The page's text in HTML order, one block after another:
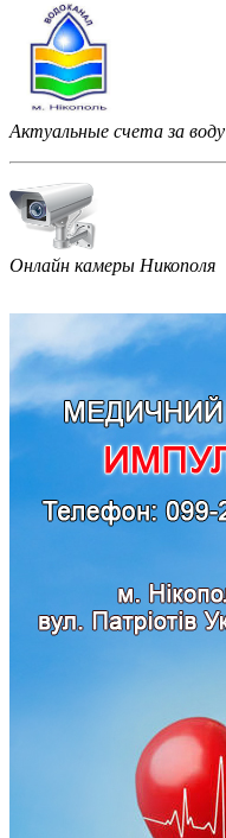
Актуальные счета за воду
Онлайн камеры Никополя